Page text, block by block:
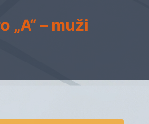
„A“ – muži